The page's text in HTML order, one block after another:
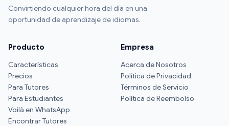
Convirtiendo cualquier hora del día en una
oportunidad de aprendizaje de idiomas.
Producto
Características
Precios
Para Tutores
Para Estudiantes
Voilà en WhatsApp
Encontrar Tutores
Empresa
Acerca de Nosotros
Política de Privacidad
Términos de Servicio
Política de Reembolso